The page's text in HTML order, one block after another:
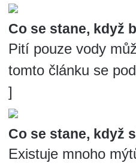
Co se stane, když
Pití pouze vody
tomto článku se
]
Co se stane, když
Existuje mnoho